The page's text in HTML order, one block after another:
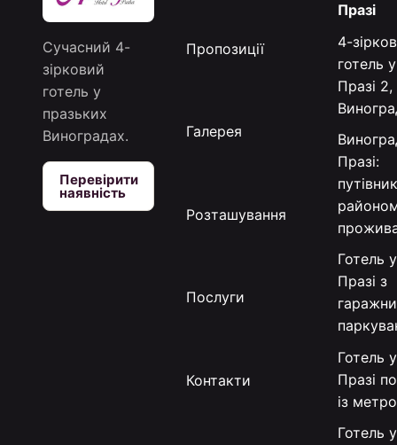
Сучасний 4-
зірковий
готель у
празьких
Виноградах.
Перевірити
наявність
Пропозиції
Галерея
Розташування
Послуги
Контакти
Празі
4-
готель у
Празі 2,
Празі:
Готель у
Празі з
Готель у
Празі
із метро
Готель у